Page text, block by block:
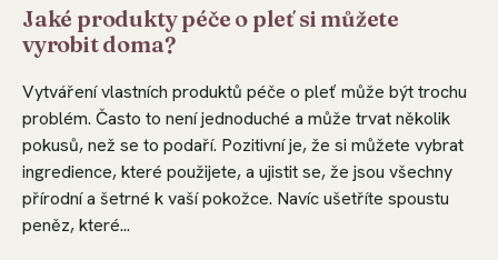
Jaké produkty péče o pleť si můžete
vyrobit doma?
Vytváření vlastních produktů péče o pleť může být trochu
problém. Často to není jednoduché a může trvat několik
pokusů, než se to podaří. Pozitivní je, že si můžete vybrat
ingredience, které použijete, a ujistit se, že jsou všechny
přírodní a šetrné k vaší pokožce. Navíc ušetříte spoustu
peněz, které...